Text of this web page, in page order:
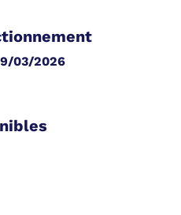
03/2026